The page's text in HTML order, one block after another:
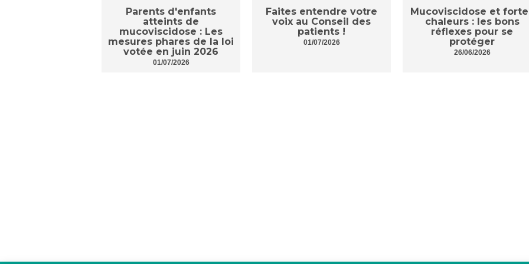
Parents d'enfants
atteints de
mucoviscidose : Les
mesures phares de la loi
votée en juin 2026
01/07/2026
Faites entendre votre
voix au Conseil des
patients !
01/07/2026
Mucoviscidose et
chaleurs : les bons
réflexes pour se
protéger
26/06/2026